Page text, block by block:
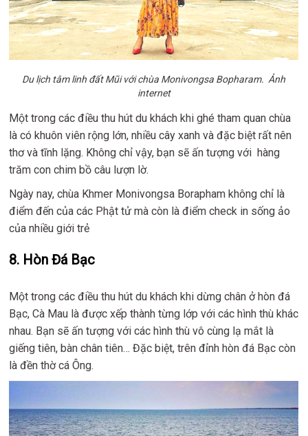
Du lịch tâm linh đất Mũi với chùa Monivongsa Bopharam. Ảnh
internet
Một trong các điều thu hút du khách khi ghé tham quan chùa
là có khuôn viên rộng lớn, nhiều cây xanh và đặc biệt rất nên
thơ và tĩnh lặng. Không chỉ vậy, bạn sẽ ấn tượng với hàng
trăm con chim bồ câu lượn lờ.
Ngày nay, chùa Khmer Monivongsa Borapham không chỉ là
điểm đến của các Phật tử mà còn là điểm check in sống ảo
của nhiều giới trẻ
8. Hòn Đá Bạc
Một trong các điều thu hút du khách khi dừng chân ở hòn đá
Bạc, Cà Mau là được xếp thành từng lớp với các hình thù khác
nhau. Bạn sẽ ấn tượng với các hình thù vô cùng lạ mắt là
giếng tiên, bàn chân tiên… Đặc biệt, trên đỉnh hòn đá Bạc còn
là đền thờ cá Ông.